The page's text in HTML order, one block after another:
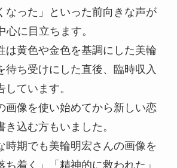
なった」といった前向きな声が
に目立ちます。
は黄色や金色を基調にした美輪
待ち受けにした直後、臨時収入
ています。
画像を使い始めてから新しい恋
き込む方もいました。
時期でも美輪明宏さんの画像を
ち着く」「精神的に救われた」